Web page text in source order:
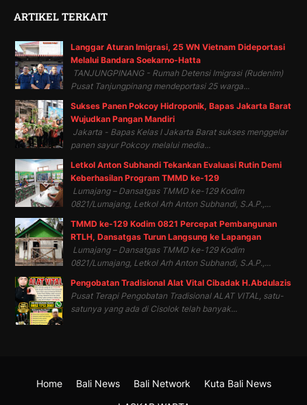
ARTIKEL TERKAIT
Langgar Aturan Imigrasi, 25 WN Vietnam Dideportasi
Melalui Bandara Soekarno-Hatta
TANJUNGPINANG - Rumah Detensi Imigrasi (Rudenim)
Pusat Tanjungpinang mendeportasi 25 warga...
Sukses Panen Pokcoy Hidroponik, Bapas Jakarta Barat
Wujudkan Pangan Mandiri
Jakarta - Bapas Kelas I Jakarta Barat sukses menggelar
panen sayur Pokcoy melalui media...
Letkol Anton Subhandi Tekankan Evaluasi Rutin Demi
Keberhasilan Program TMMD ke-129
Lumajang – Dansatgas TMMD ke-129 Kodim
0821/Lumajang, Letkol Arh Anton Subhandi, S.A.P.,...
TMMD ke-129 Kodim 0821 Percepat Pembangunan
RTLH, Dansatgas Turun Langsung ke Lapangan
Lumajang – Dansatgas TMMD ke-129 Kodim
0821/Lumajang, Letkol Arh Anton Subhandi, S.A.P.,...
Pengobatan Tradisional Alat Vital Cibadak H.Abdulazis
Pusat Terapi Pengobatan Tradisional ALAT VITAL, satu-
satunya yang ada di Cisolok telah banyak...
Home Bali News Bali Network Kuta Bali News